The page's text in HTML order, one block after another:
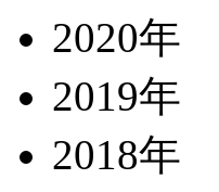
2020年
2019年
2018年